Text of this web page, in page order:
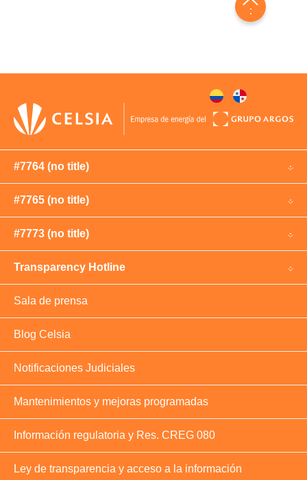
#7764 (no title)
#7765 (no title)
Sala de prensa
Blog Celsia
#7773 (no title)
Notificaciones Judiciales
Transparency Hotline
Mantenimientos y mejoras programadas
Información regulatoria y Res. CREG 080
Ley de transparencia y acceso a la información